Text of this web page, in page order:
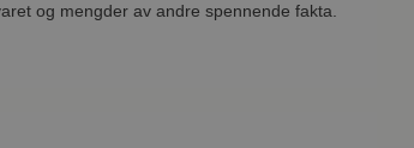
og mengder av andre spennende fakta.